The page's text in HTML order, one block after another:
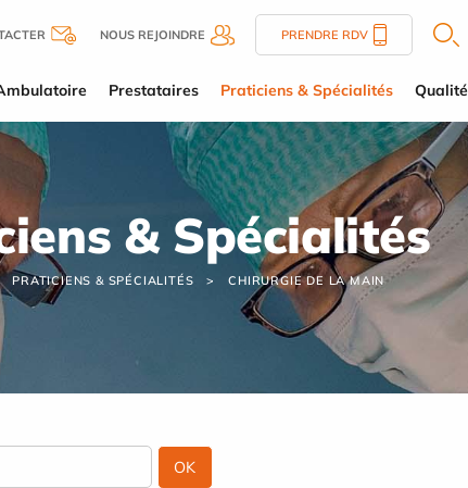
NOUS REJOINDRE PRENDRE RDV
Prestataires Praticiens & Spécialités Qualité
& Spécialités
PRATICIENS & SPÉCIALITÉS CHIRURGIE DE LA MAIN